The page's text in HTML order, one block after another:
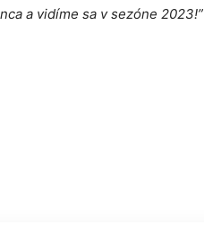
a vidíme sa v sezóne 2023!”